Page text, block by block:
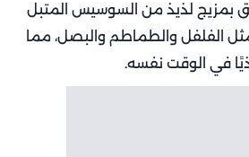
بمزيج لذيذ من السوسيس المتبل
الفلفل والطماطم والبصل، مما
في الوقت نفسه.